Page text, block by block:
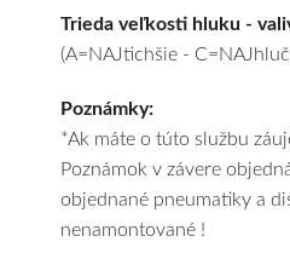
Trieda veľkosti hluku -
(A=NAJtichšie -
Poznámky:
*Ak máte o túto službu
Poznámok v závere
objednané pneumatiky a
nenamontované !